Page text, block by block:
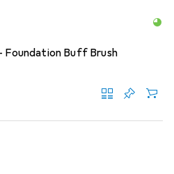
Foundation Buff Brush